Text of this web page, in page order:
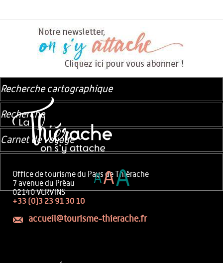
Office de tourisme du Pays de Thiérache
7 avenue du Préau
02140 VERVINS
+33 (0)3 23 91 30 10
accueil@tourisme-thierache.fr
Recherche cartographique
Recherche
Carnet de voyage
AAA